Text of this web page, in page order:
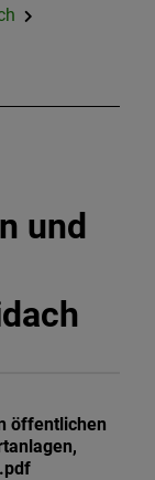
und
öffentlichen